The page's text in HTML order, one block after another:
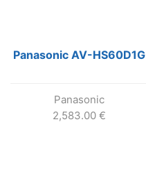
Panasonic AV-HS60D1G
Panasonic
2,583.00 €